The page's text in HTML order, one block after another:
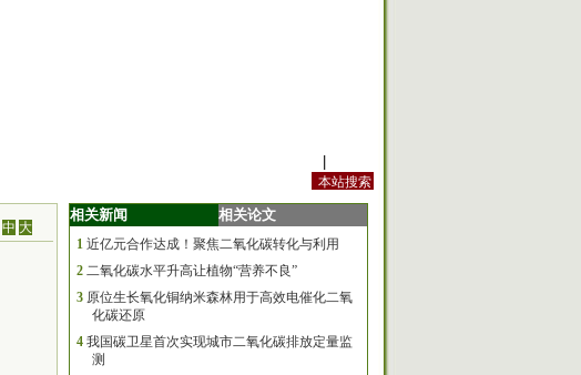
中 大
相关新闻 相关论文
1 近亿元合作达成！聚焦二氧化碳转化与利用
2 二氧化碳水平升高让植物“营养不良”
3 原位生长氧化铜纳米森林用于高效电催化二氧
化碳还原
4 我国碳卫星首次实现城市二氧化碳排放定量监
测